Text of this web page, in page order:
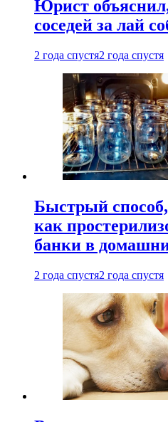
Юрист
соседей за лай
2 года спустя2 года спустя
Быстрый способ,
как
банки в
2 года спустя2 года спустя